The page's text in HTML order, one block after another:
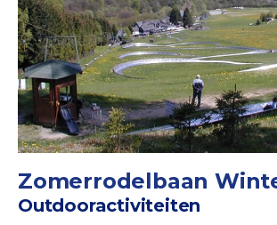
Zomerrodelbaan
Outdooractiviteiten